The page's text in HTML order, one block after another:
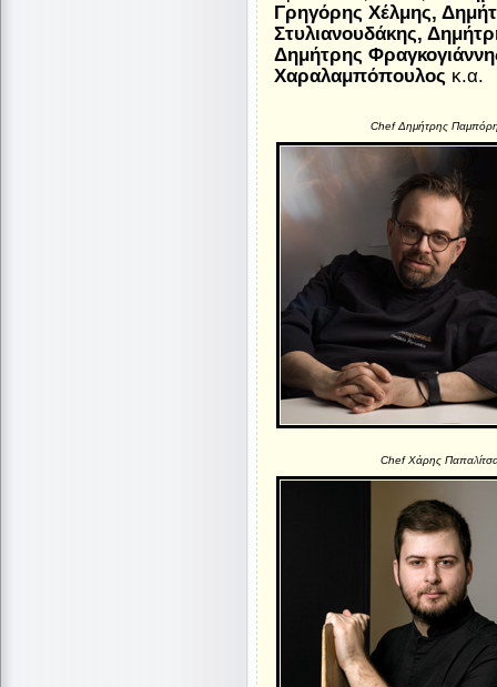
Γρηγόρης Χέλμης,
Στυλιανουδάκης,
Δημήτρης
Χαραλαμπόπουλος κ.α.
Chef Δημήτρης
Chef Χάρης